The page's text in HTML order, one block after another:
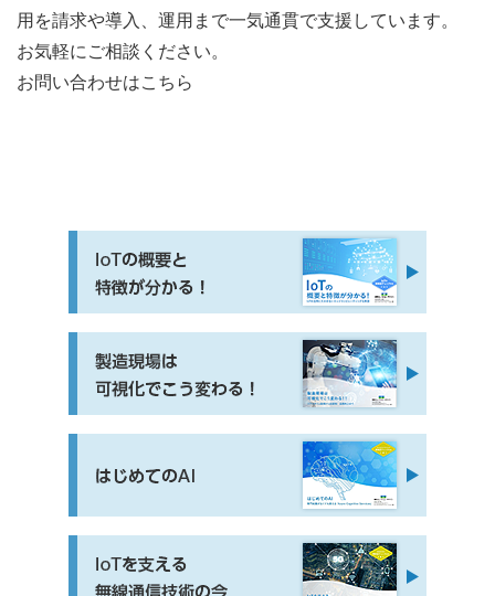
用を請求や導入、運用まで一気通貫で支援しています。
お気軽にご相談ください。
お問い合わせはこちら